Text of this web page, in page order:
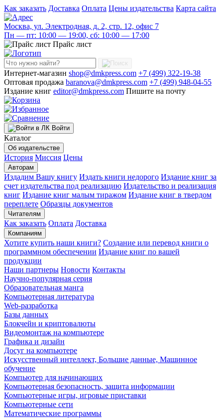
Как заказать Доставка Оплата Цены издательства Карта сайта
Москва, ул. Электродная, д. 2, стр. 12, офис 7
Пн — пт: 10:00 — 19:00, сб: 10:00 — 17:00
Прайс лист
Интернет-магазин shop@dmkpress.com +7 (499) 322-19-38
Оптовая продажа baranova@dmkpress.com +7 (499) 948-04-55
Издание книг editor@dmkpress.com Пишите на почту
Войти
Каталог
Об издательстве
История Миссия Цены
Авторам
Издадим Вашу книгу Издать книги недорого Издание книг за
счет издательства под реализацию Издательство и реализация
книг Издание книг малым тиражом Издание книг в твердом
переплете Образцы документов
Читателям
Как заказать Оплата Доставка
Компаниям
Хотите купить наши книги? Создание или перевод книги о
программном обеспечении Издание книг по вашей
продукции
Наши партнеры Новости Контакты
Научно-популярная серия
Образовательная манга
Компьютерная литература
Web-разработка
Базы данных
Блокчейн и криптовалюты
Видеомонтаж на компьютере
Графика и дизайн
Досуг на компьютере
Искусственный интеллект, Большие данные, Машинное
обучение
Компьютер для начинающих
Компьютерная безопасность, защита информации
Компьютерные игры, игровые приставки
Компьютерные сети
Математические программы